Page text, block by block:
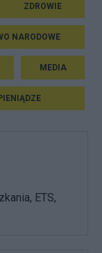
ZDROWIE
NARODOWE
MEDIA
ETS,